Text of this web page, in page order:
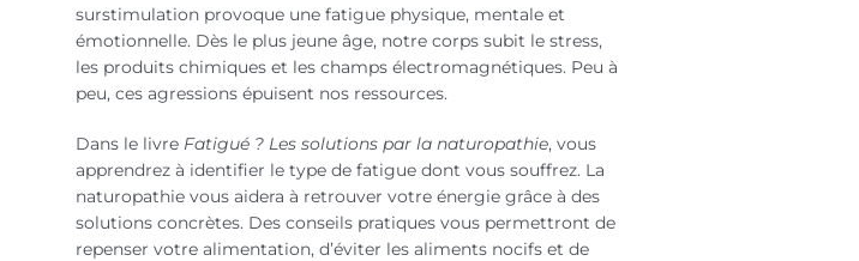
surstimulation provoque une fatigue physique, mentale et
émotionnelle. Dès le plus jeune âge, notre corps subit le stress,
les produits chimiques et les champs électromagnétiques. Peu à
peu, ces agressions épuisent nos ressources.
Dans le livre Fatigué ? Les solutions par la naturopathie, vous
apprendrez à identifier le type de fatigue dont vous souffrez. La
naturopathie vous aidera à retrouver votre énergie grâce à des
solutions concrètes. Des conseils pratiques vous permettront de
repenser votre alimentation, d’éviter les aliments nocifs et de